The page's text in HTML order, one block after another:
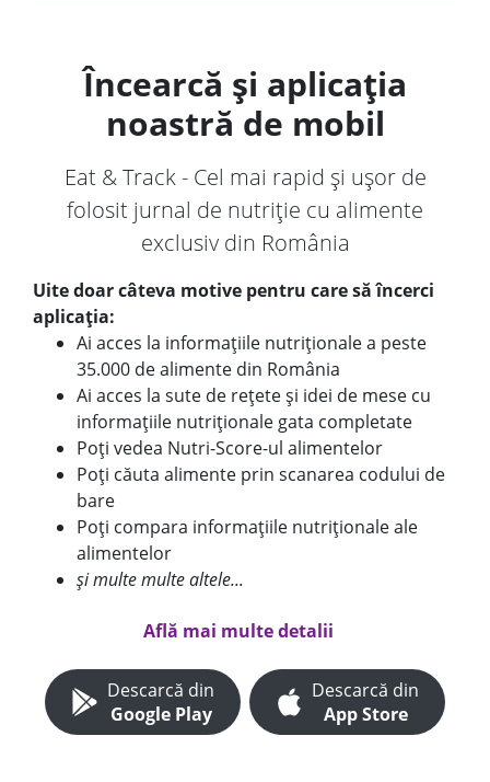
Încearcă și aplicația
noastră de mobil
Eat & Track - Cel mai rapid și ușor de
folosit jurnal de nutriție cu alimente
exclusiv din România
Uite doar câteva motive pentru care să încerci
aplicația:
Ai acces la informațiile nutriționale a peste
35.000 de alimente din România
Ai acces la sute de rețete și idei de mese cu
informațiile nutriționale gata completate
Poți vedea Nutri-Score-ul alimentelor
Poți căuta alimente prin scanarea codului de
bare
Poți compara informațiile nutriționale ale
alimentelor
și multe multe altele...
Află mai multe detalii
Descarcă din
Google Play
Descarcă din
App Store